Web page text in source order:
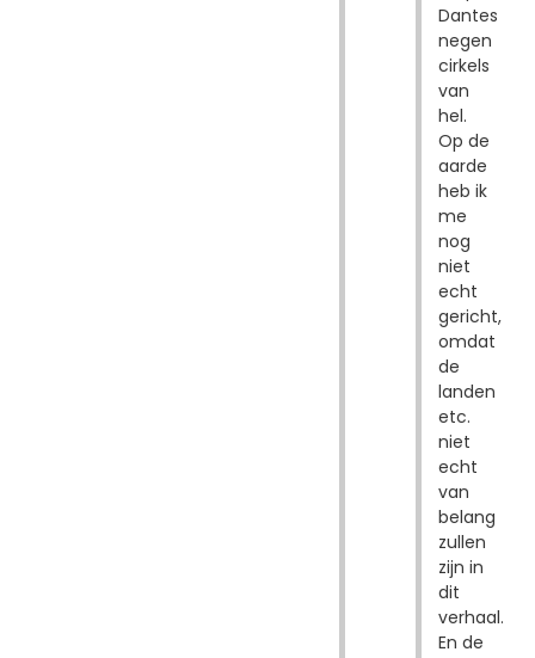
Dantes
negen
cirkels
van
hel.
Op de
aarde
heb ik
me
nog
niet
echt
gericht,
omdat
de
landen
etc.
niet
echt
van
belang
zullen
zijn in
dit
verhaal.
En de